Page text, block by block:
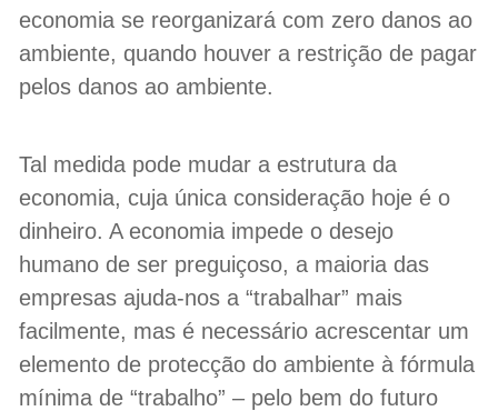
economia se reorganizará com zero danos ao
ambiente, quando houver a restrição de pagar
pelos danos ao ambiente.
Tal medida pode mudar a estrutura da
economia, cuja única consideração hoje é o
dinheiro. A economia impede o desejo
humano de ser preguiçoso, a maioria das
empresas ajuda-nos a “trabalhar” mais
facilmente, mas é necessário acrescentar um
elemento de protecção do ambiente à fórmula
mínima de “trabalho” – pelo bem do futuro